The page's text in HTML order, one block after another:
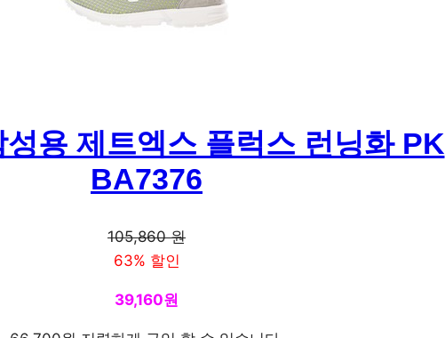
성용 제트엑스 플럭스 런닝화 PK
BA7376
105,860 원
63% 할인
39,160원